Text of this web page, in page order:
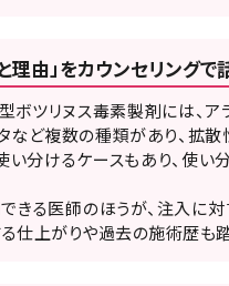
理由」をカウンセリングで
ボツリヌス毒素製剤には、
など複数の種類があり、拡
い分けるケースもあり、使
きる医師のほうが、注入に
仕上がりや過去の施術歴も